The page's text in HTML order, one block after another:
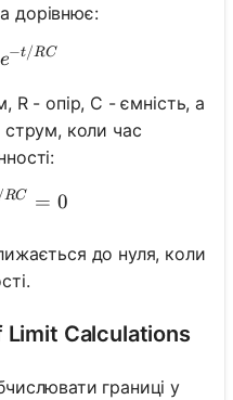
дорівнює:
= I_0 e^{-t/RC}
e−t/RC
R - опір, C - ємність, а
коли час
\to \infty} I_0
RC = 0
до нуля, коли
Limit Calculations
границі у